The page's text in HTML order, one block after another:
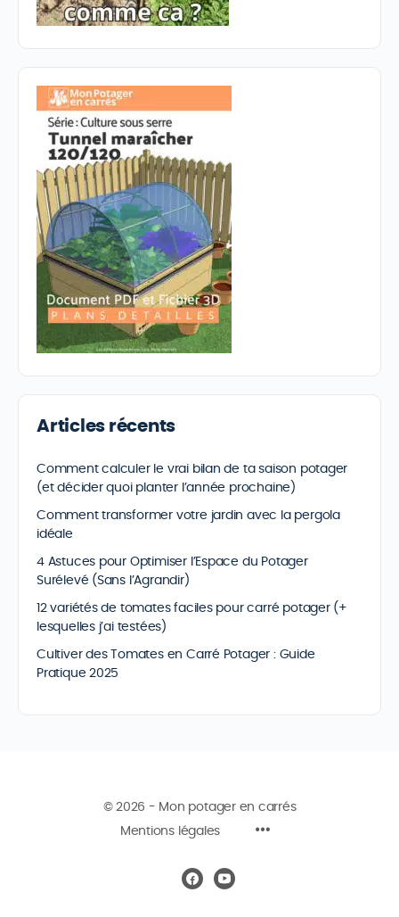
Articles récents
Comment calculer le vrai bilan de ta saison potager
(et décider quoi planter l’année prochaine)
Comment transformer votre jardin avec la pergola
idéale
4 Astuces pour Optimiser l’Espace du Potager
Surélevé (Sans l’Agrandir)
12 variétés de tomates faciles pour carré potager (+
lesquelles j’ai testées)
Cultiver des Tomates en Carré Potager : Guide
Pratique 2025
© 2026 - Mon potager en carrés
Mentions légales